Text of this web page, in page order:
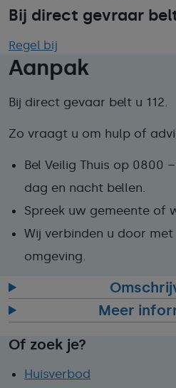
Bij direct gevraar belt
Regel bij
Aanpak
Bij direct gevaar belt u 112.
Zo vraagt u om hulp of
Bel Veilig Thuis op 0800
dag en nacht bellen.
Spreek uw gemeente of
Wij verbinden u door met
omgeving.
Meer
Of zoek je?
Huisverbod